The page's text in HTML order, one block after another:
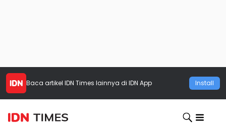
Baca artikel IDN Times lainnya di IDN App Install